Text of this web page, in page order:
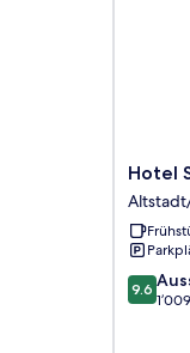
Hotel
Santa
Maria
Novella
Hotel
9.6
von
9.6